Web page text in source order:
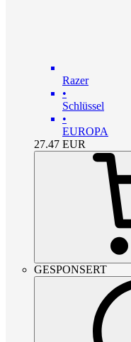
Razer
•
Schlüssel
•
EUROPA
27.47 EUR
GESPONSERT